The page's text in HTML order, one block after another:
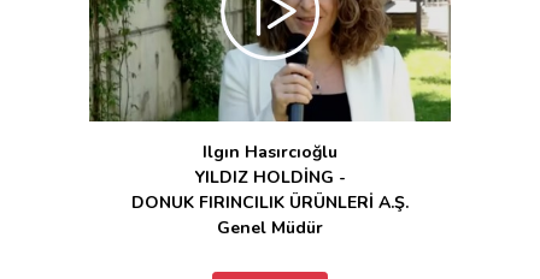
Ilgın Hasırcıoğlu
YILDIZ HOLDİNG -
DONUK FIRINCILIK ÜRÜNLERİ A.Ş.
Genel Müdür